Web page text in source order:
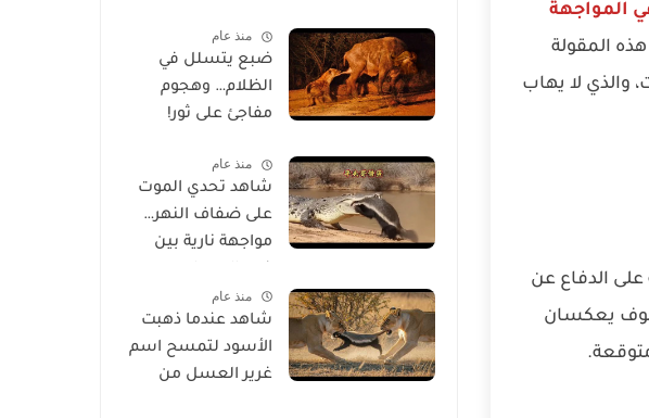
في المواجهة
هذه المقولة
والذي لا يهاب
على الدفاع عن
خوف يعكسان
منذ عام
ضبع يتسلل في
الظلام… وهجوم
مفاجئ على ثور!
منذ عام
شاهد تحدي الموت
على ضفاف النهر…
مواجهة نارية بين
وتمساح شرس
منذ عام
شاهد عندما ذهبت
الأسود لتمسح اسم
غرير العسل من